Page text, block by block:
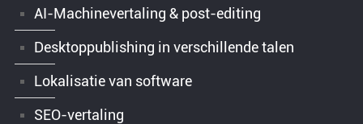
AI-Machinevertaling & post-editing
Desktoppublishing in verschillende talen
Lokalisatie van software
SEO-vertaling